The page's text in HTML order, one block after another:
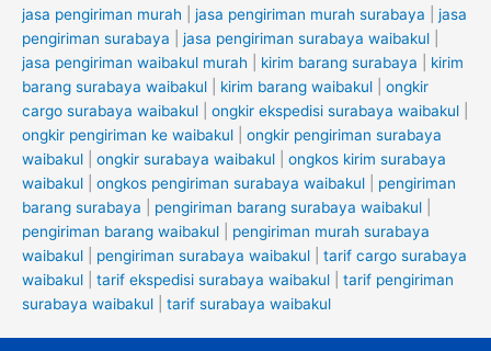
jasa pengiriman murah
jasa pengiriman murah surabaya
jasa
pengiriman surabaya
jasa pengiriman surabaya waibakul
jasa pengiriman waibakul murah
kirim barang surabaya
kirim
barang surabaya waibakul
kirim barang waibakul
ongkir
cargo surabaya waibakul
ongkir ekspedisi surabaya waibakul
ongkir pengiriman ke waibakul
ongkir pengiriman surabaya
waibakul
ongkir surabaya waibakul
ongkos kirim surabaya
waibakul
ongkos pengiriman surabaya waibakul
pengiriman
barang surabaya
pengiriman barang surabaya waibakul
pengiriman barang waibakul
pengiriman murah surabaya
waibakul
pengiriman surabaya waibakul
tarif cargo surabaya
waibakul
tarif ekspedisi surabaya waibakul
tarif pengiriman
surabaya waibakul
tarif surabaya waibakul